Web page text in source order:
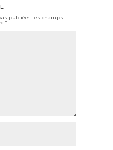
publiée. Les champs
*